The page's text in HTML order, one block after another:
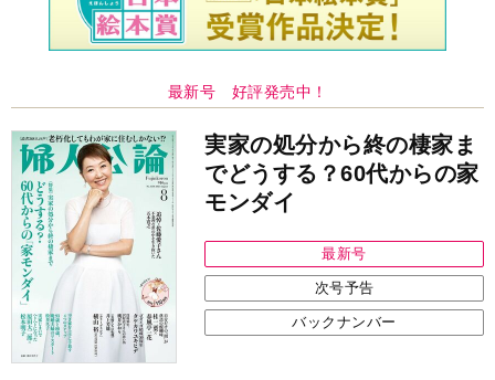
娘が姑から「離婚しなさい」と言われました
義実家について、義弟が私へ怒りのLINE
中央公論新社の本
いじめのある世界に生きる君たち
へ
いじめられっ子だった精神科医の贈る
言葉
中井久夫 著 詳しくみる